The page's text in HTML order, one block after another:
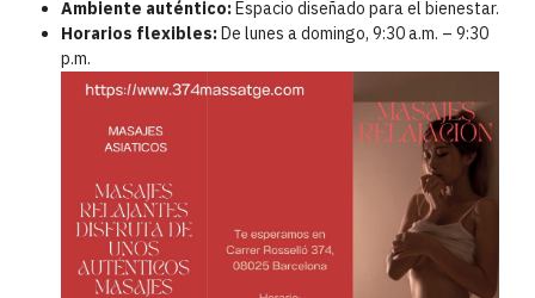
Ambiente auténtico:Espacio diseñado para el bienestar.
Horarios flexibles:De lunes a domingo, 9:30 a.m. – 9:30
p.m.